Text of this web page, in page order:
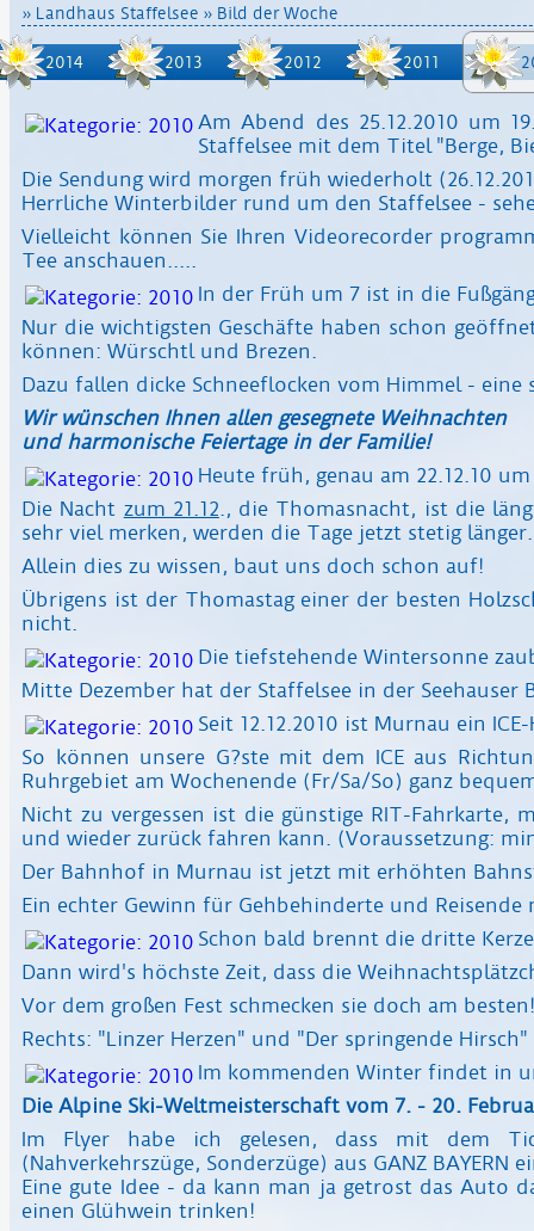
» Landhaus Staffelsee » Bild der Woche
2014 2013 2012 2011
Am Abend des 25.12.2010 um
Staffelsee mit dem Titel "Berge,
Die Sendung wird morgen früh wiederholt
Herrliche Winterbilder rund um den Staffelsee -
Vielleicht können Sie Ihren Videorecorder
Tee anschauen.....
In der Früh um 7 ist in die
Nur die wichtigsten Geschäfte haben schon
können: Würschtl und Brezen.
Dazu fallen dicke Schneeflocken vom Himmel -
Wir wünschen Ihnen allen gesegnete Weihnachten
und harmonische Feiertage in der Familie!
Heute früh, genau am 22.12.10
Die Nacht zum 21.12., die Thomasnacht, ist die
sehr viel merken, werden die Tage jetzt stetig länger.
Allein dies zu wissen, baut uns doch schon auf!
Übrigens ist der Thomastag einer der besten
nicht.
Die tiefstehende Wintersonne
Mitte Dezember hat der Staffelsee in der
Seit 12.12.2010 ist Murnau ein
So können unsere G?ste mit dem ICE aus
Ruhrgebiet am Wochenende (Fr/Sa/So) ganz
Nicht zu vergessen ist die günstige RIT-Fahrkarte,
und wieder zurück fahren kann. (Voraussetzung:
Der Bahnhof in Murnau ist jetzt mit erhöhten
Ein echter Gewinn für Gehbehinderte und
Schon bald brennt die dritte
Dann wird's höchste Zeit, dass die
Vor dem großen Fest schmecken sie doch am
Rechts: "Linzer Herzen" und "Der springende Hirsch"
Im kommenden Winter findet in
Die Alpine Ski-Weltmeisterschaft vom 7. - 20.
Im Flyer habe ich gelesen, dass mit dem
(Nahverkehrszüge, Sonderzüge) aus GANZ BAYERN
Eine gute Idee - da kann man ja getrost das Auto
einen Glühwein trinken!